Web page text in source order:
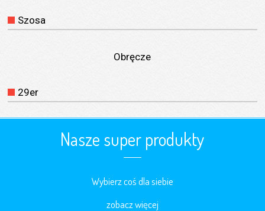
Szosa
Obręcze
29er
Nasze super produkty
Wybierz coś dla siebie
zobacz więcej